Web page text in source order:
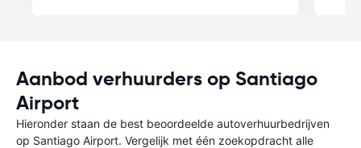
Aanbod verhuurders op Santiago
Airport
Hieronder staan de best beoordeelde autoverhuurbedrijven
op Santiago Airport. Vergelijk met één zoekopdracht alle